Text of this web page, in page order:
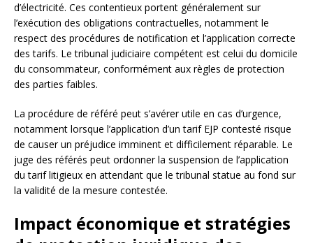
d’électricité. Ces contentieux portent généralement sur
l’exécution des obligations contractuelles, notamment le
respect des procédures de notification et l’application correcte
des tarifs. Le tribunal judiciaire compétent est celui du domicile
du consommateur, conformément aux règles de protection
des parties faibles.
La procédure de référé peut s’avérer utile en cas d’urgence,
notamment lorsque l’application d’un tarif EJP contesté risque
de causer un préjudice imminent et difficilement réparable. Le
juge des référés peut ordonner la suspension de l’application
du tarif litigieux en attendant que le tribunal statue au fond sur
la validité de la mesure contestée.
Impact économique et stratégies